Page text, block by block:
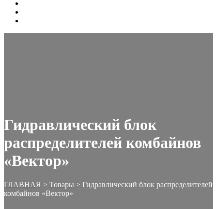
Гидравлический блок
распределителей комбайнов
«Вектор»
ГЛАВНАЯ > Товары > Гидравлический блок распределителей
комбайнов «Вектор»